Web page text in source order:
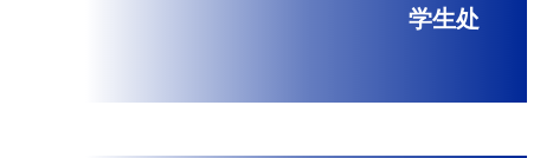
学生处